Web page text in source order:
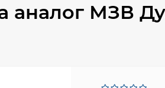
аналог МЗВ